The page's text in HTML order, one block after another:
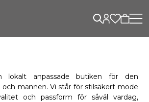
lokalt anpassade butiken för den
mannen. Vi står för stilsäkert mode
och passform för såväl vardag,